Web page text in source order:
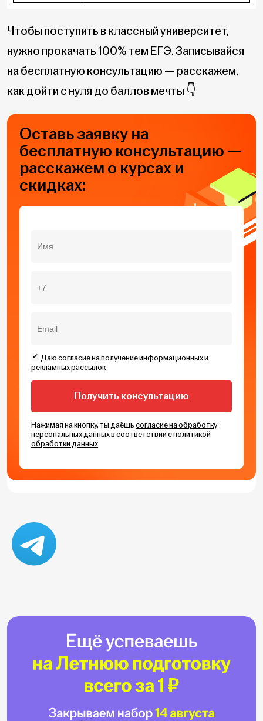
Чтобы поступить в классный университет,
нужно прокачать 100% тем ЕГЭ. Записывайся
на бесплатную консультацию — расскажем,
как дойти с нуля до баллов мечты 👇
Оставь заявку на
бесплатную консультацию —
расскажем о курсах и
скидках:
Даю согласие на получение информационных и
рекламных рассылок
Нажимая на кнопку, ты даёшьсогласие на обработку
персональных данныхв соответствии сполитикой
обработки данных